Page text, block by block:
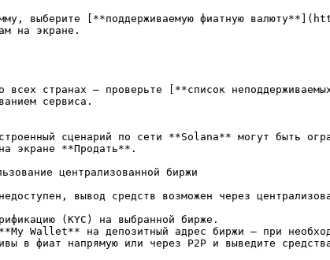
выберите [**поддерживаемую фиатную
на экране.
всех странах — проверьте [**список
сервиса.
сценарий по сети **Solana** могут быть
экране **Продать**.
централизованной биржи
вывод средств возможен через
(KYC) на выбранной бирже.
Wallet** на депозитный адрес биржи — при
в фиат напрямую или через P2P и выведите